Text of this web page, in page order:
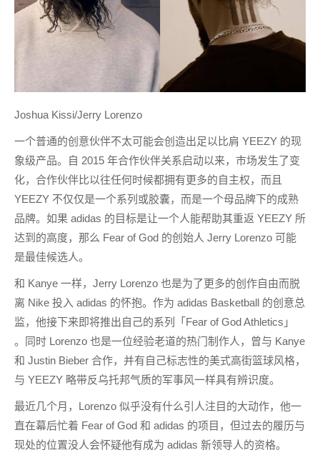
Joshua Kissi/Jerry Lorenzo
一个普通的创意伙伴不太可能会创造出足以比肩 YEEZY 的现
象级产品。自 2015 年合作伙伴关系启动以来，市场发生了变
化，合作伙伴比以往任何时候都拥有更多的自主权，而且
YEEZY 不仅仅是一个系列或胶囊，而是一个母品牌下的成熟
品牌。如果 adidas 的目标是让一个人能帮助其重返 YEEZY 所
达到的高度，那么 Fear of God 的创始人 Jerry Lorenzo 可能
是最佳候选人。
和 Kanye 一样，Jerry Lorenzo 也是为了更多的创作自由而脱
离 Nike 投入 adidas 的怀抱。作为 adidas Basketball 的创意总
监，他接下来即将推出自己的系列「Fear of God Athletics」
。同时 Lorenzo 也是一位经验老道的热门制作人，曾与 Kanye
和 Justin Bieber 合作，并有自己标志性的美式高街篮球风格，
与 YEEZY 略带反乌托邦气质的军事风一样具有辨识度。
最近几个月，Lorenzo 似乎没有什么引人注目的大动作，他一
直在幕后忙着 Fear of God 和 adidas 的项目，但过去的履历与
现处的位置没人会怀疑他有成为 adidas 新领导人的资格。